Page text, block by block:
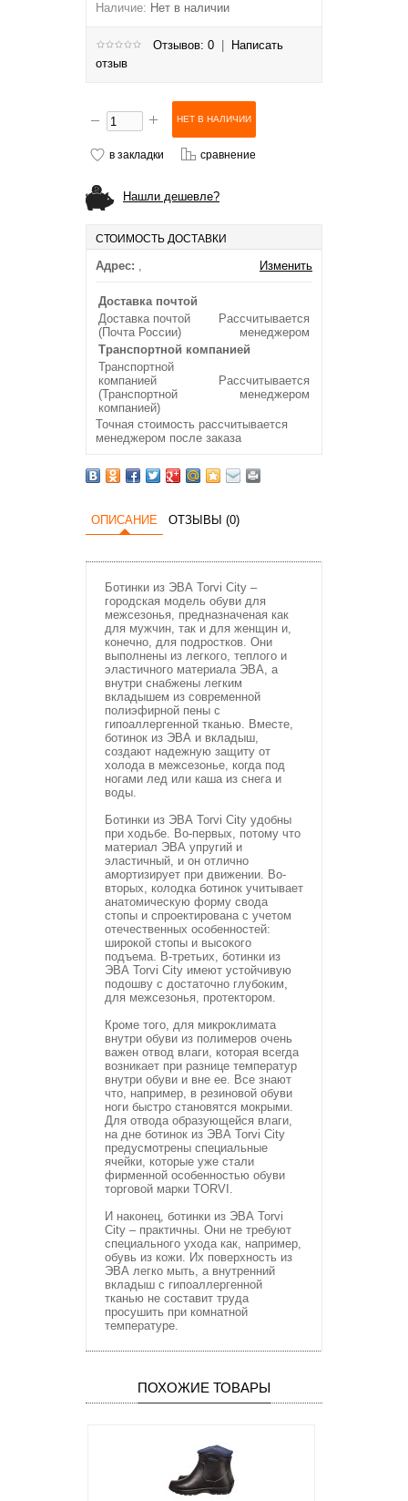
Наличие: Нет в наличии
Отзывов: 0
Написать
отзыв
в закладки сравнение
Нашли дешевле?
СТОИМОСТЬ ДОСТАВКИ
Адрес: , Изменить
Доставка почтой
Доставка почтой
(Почта России)
Рассчитывается
менеджером
Транспортной компанией
Транспортной
компанией
(Транспортной
компанией)
Рассчитывается
менеджером
Точная стоимость рассчитывается
менеджером после заказа
ОПИСАНИЕ ОТЗЫВЫ (0)
Ботинки из ЭВА Torvi City –
городская модель обуви для
межсезонья, предназначеная как
для мужчин, так и для женщин и,
конечно, для подростков. Они
выполнены из легкого, теплого и
эластичного материала ЭВА, а
внутри снабжены легким
вкладышем из современной
полиэфирной пены с
гипоаллергенной тканью. Вместе,
ботинок из ЭВА и вкладыш,
создают надежную защиту от
холода в межсезонье, когда под
ногами лед или каша из снега и
воды.
Ботинки из ЭВА Torvi City удобны
при ходьбе. Во-первых, потому что
материал ЭВА упругий и
эластичный, и он отлично
амортизирует при движении. Во-
вторых, колодка ботинок учитывает
анатомическую форму свода
стопы и спроектирована с учетом
отечественных особенностей:
широкой стопы и высокого
подъема. В-третьих, ботинки из
ЭВА Torvi City имеют устойчивую
подошву с достаточно глубоким,
для межсезонья, протектором.
Кроме того, для микроклимата
внутри обуви из полимеров очень
важен отвод влаги, которая всегда
возникает при разнице температур
внутри обуви и вне ее. Все знают
что, например, в резиновой обуви
ноги быстро становятся мокрыми.
Для отвода образующейся влаги,
на дне ботинок из ЭВА Torvi City
предусмотрены специальные
ячейки, которые уже стали
фирменной особенностью обуви
торговой марки TORVI.
И наконец, ботинки из ЭВА Torvi
City – практичны. Они не требуют
специального ухода как, например,
обувь из кожи. Их поверхность из
ЭВА легко мыть, а внутренний
вкладыш с гипоаллергенной
тканью не составит труда
просушить при комнатной
температуре.
ПОХОЖИЕ ТОВАРЫ